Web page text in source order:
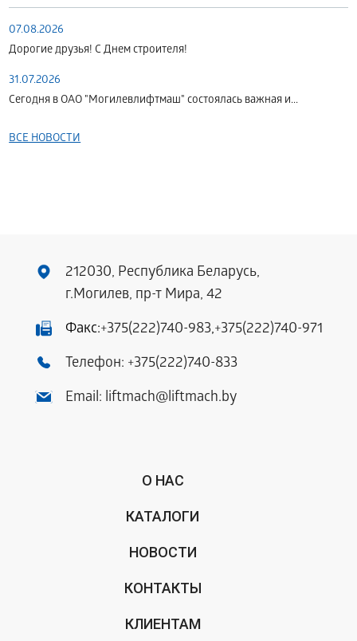
07.08.2026
Дорогие друзья! С Днем строителя!
31.07.2026
Сегодня в ОАО "Могилевлифтмаш" состоялась важная и...
ВСЕ НОВОСТИ
212030, Республика Беларусь,
г.Могилев, пр-т Мира, 42
Факс:+375(222)740-983,+375(222)740-971
Телефон: +375(222)740-833
Email: liftmach@liftmach.by
О НАС
КАТАЛОГИ
НОВОСТИ
КОНТАКТЫ
КЛИЕНТАМ